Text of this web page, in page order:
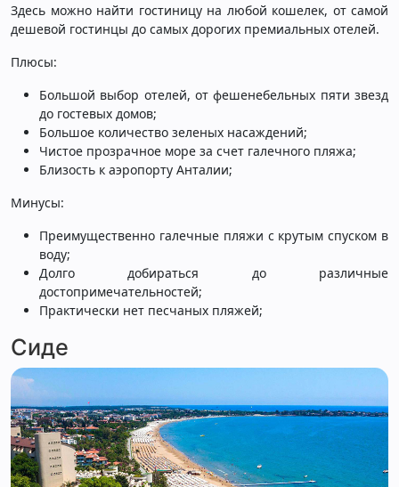
Здесь можно найти гостиницу на любой кошелек, от самой
дешевой гостинцы до самых дорогих премиальных отелей.
Плюсы:
Большой выбор отелей, от фешенебельных пяти звезд
до гостевых домов;
Большое количество зеленых насаждений;
Чистое прозрачное море за счет галечного пляжа;
Близость к аэропорту Анталии;
Минусы:
Преимущественно галечные пляжи с крутым спуском в
воду;
Долго добираться до различные
достопримечательностей;
Практически нет песчаных пляжей;
Сиде